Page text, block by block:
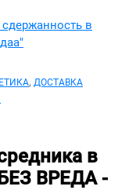
в
, ДОСТАВКА
в
ВРЕДА -